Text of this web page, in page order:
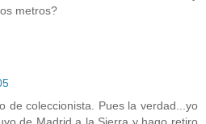
metros?
de coleccionista. Pues la verdad...yo